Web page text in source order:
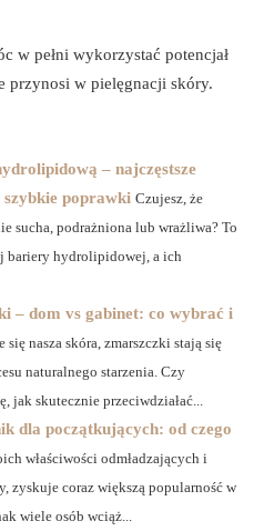
w pełni wykorzystać potencjał
przynosi w pielęgnacji skóry.
– najczęstsze
szybkie poprawki Czujesz, że
sucha, podrażniona lub wrażliwa? To
bariery hydrolipidowej, a ich
– dom vs gabinet: co wybrać i
się nasza skóra, zmarszczki stają się
naturalnego starzenia. Czy
jak skutecznie przeciwdziałać...
dla początkujących: od czego
właściwości odmładzających i
zyskuje coraz większą popularność w
wiele osób wciąż...